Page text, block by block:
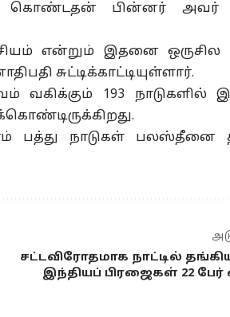
கொண்டதன் பின்னர் அவர்
என்றும் இதனை ஒருசில
சுட்டிக்காட்டியுள்ளார்.
வகிக்கும் 193 நாடுகளில்
பத்து நாடுகள் பலஸ்தீனை
சட்டவிரோதமாக நாட்டில்
இந்தியப் பிரஜைகள் 22 பேர்